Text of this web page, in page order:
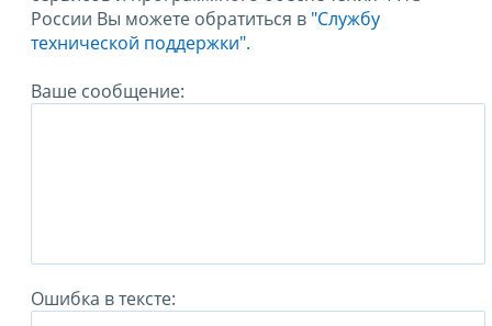
России Вы можете обратиться в "Службу
технической поддержки".
Ваше сообщение:
Ошибка в тексте: